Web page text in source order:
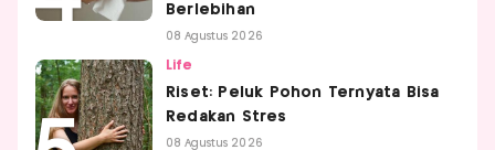
Berlebihan
08 Agustus 2026
Life
Riset: Peluk Pohon Ternyata Bisa
Redakan Stres
08 Agustus 2026